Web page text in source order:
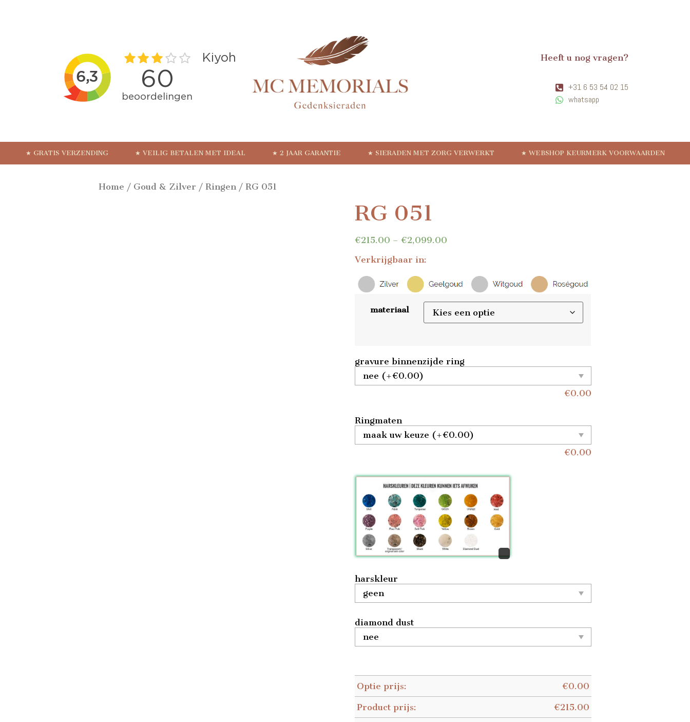
Heeft u nog vragen?
+31 6 53 54 02 15
whatsapp
★ GRATIS VERZENDING ★ VEILIG BETALEN MET IDEAL ★ 2 JAAR GARANTIE ★ SIERADEN MET ZORG VERWERKT ★ WEBSHOP KEURMERK VOORWAARDEN
Home / Goud & Zilver / Ringen/ RG 051
RG 051
€215.00 –€2,099.00
Verkrijgbaar in:
materiaal
gravure binnenzijde ring
€0.00
Ringmaten
€0.00
harskleur
diamond dust
Optie prijs: €0.00
Product prijs: €215.00